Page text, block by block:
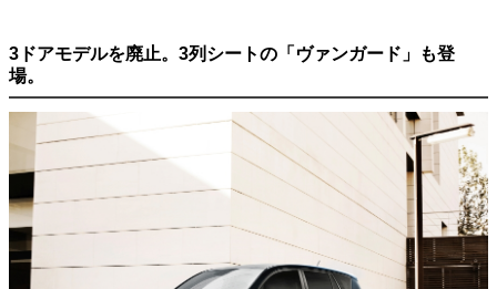
3ドアモデルを廃止。3列シートの「ヴァンガード」も登
場。